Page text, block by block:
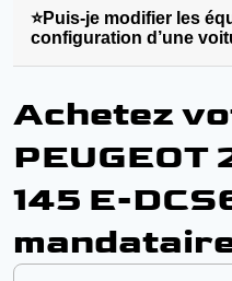
⭐Puis-je modifier les
configuration d’une
Achetez
PEUGEOT
145 E-